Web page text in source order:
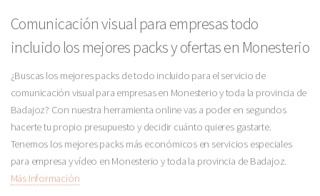
Comunicación visual para empresas todo
incluido los mejores packs y ofertas en Monesterio
¿Buscas los mejores packs de todo incluido para el servicio de
comunicación visual para empresas en Monesterio y toda la provincia de
Badajoz? Con nuestra herramienta online vas a poder en segundos
hacerte tu propio presupuesto y decidir cuánto quieres gastarte.
Tenemos los mejores packs más económicos en servicios especiales
para empresa y vídeo en Monesterio y toda la provincia de Badajoz.
Más Información